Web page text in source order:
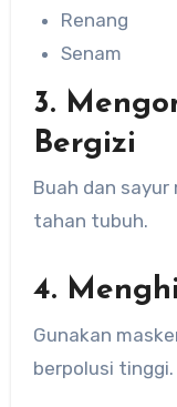
Renang
Senam
3.
Bergizi
Buah dan
tahan tubuh.
4.
Gunakan
berpolusi tinggi.